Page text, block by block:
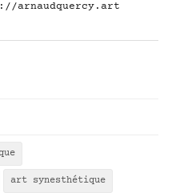
arnaudquercy.art
art synesthétique